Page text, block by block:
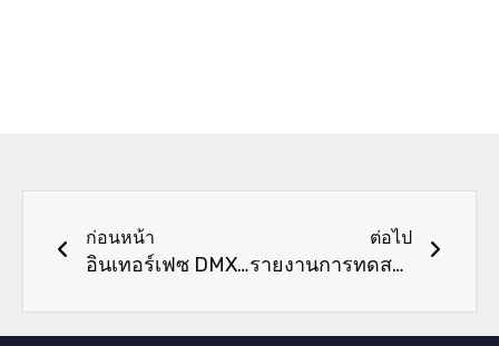
ก่อนหน้า
อินเทอร์เฟซ DMX 512 ที่ดีที่สุดในปี 2025: ตัวเลือกอันดับต้น ๆ สำหรับขั้นตอน สถานที่ และการตั้งค่าบ้าน
ต่อไป
รายงานการทดสอบการเสื่อมสภาพของแถบ LED นีออน - ความน่าเชื่อถือ การสลายตัวของลูเมน และการวิเคราะห์ความเสถียรของสี